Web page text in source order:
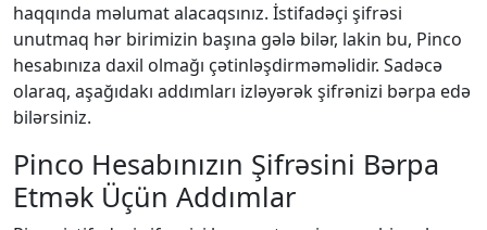
haqqında məlumat alacaqsınız. İstifadəçi şifrəsi
unutmaq hər birimizin başına gələ bilər, lakin bu, Pinco
hesabınıza daxil olmağı çətinləşdirməməlidir. Sadəcə
olaraq, aşağıdakı addımları izləyərək şifrənizi bərpa edə
bilərsiniz.
Pinco Hesabınızın Şifrəsini Bərpa
Etmək Üçün Addımlar